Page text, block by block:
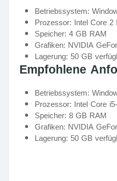
Betriebssystem:
Prozessor: Intel Core
Speicher: 4 GB RAM
Grafiken: NVIDIA
Lagerung: 50 GB
Empfohlene
Betriebssystem:
Prozessor: Intel Core
Speicher: 8 GB RAM
Grafiken: NVIDIA
Lagerung: 50 GB